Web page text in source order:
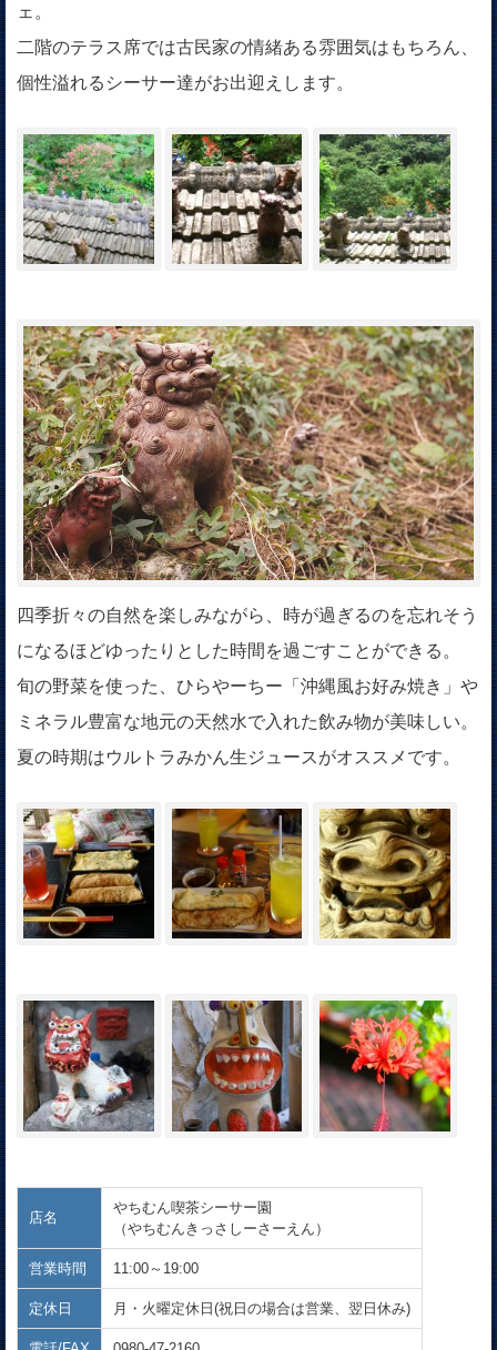
ェ。
二階のテラス席では古民家の情緒ある雰囲気はもちろん、
個性溢れるシーサー達がお出迎えします。
四季折々の自然を楽しみながら、時が過ぎるのを忘れそう
になるほどゆったりとした時間を過ごすことができる。
旬の野菜を使った、ひらやーちー「沖縄風お好み焼き」や
ミネラル豊富な地元の天然水で入れた飲み物が美味しい。
夏の時期はウルトラみかん生ジュースがオススメです。
店名
やちむん喫茶シーサー園
（やちむんきっさしーさーえん）
営業時間 11:00～19:00
定休日 月・火曜定休日(祝日の場合は営業、翌日休み)